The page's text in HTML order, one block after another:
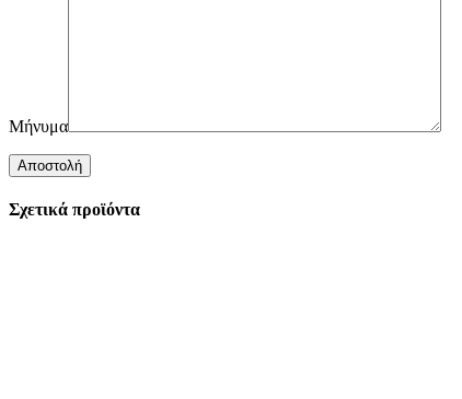
Μήνυμα
Σχετικά προϊόντα